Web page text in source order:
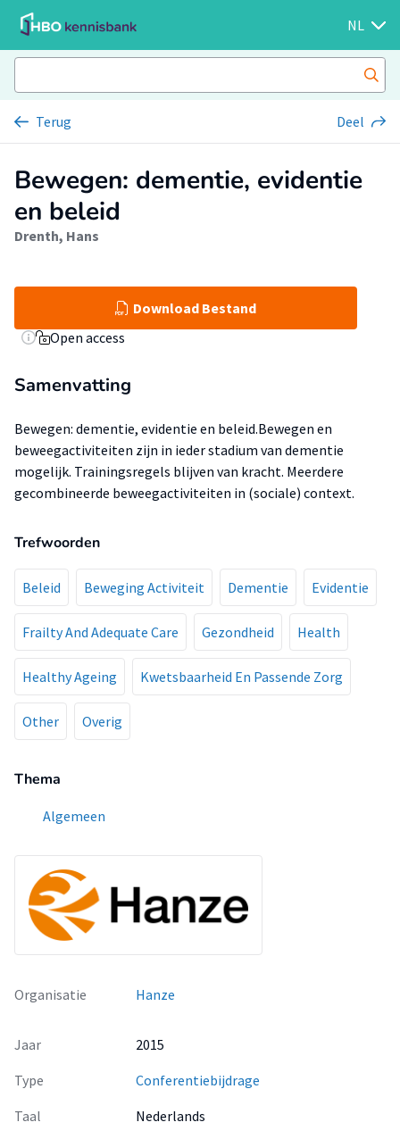
NL
Terug Deel
Bewegen: dementie, evidentie
en beleid
Drenth, Hans
Download Bestand
Open access
Samenvatting
Bewegen: dementie, evidentie en beleid.Bewegen en
beweegactiviteiten zijn in ieder stadium van dementie
mogelijk. Trainingsregels blijven van kracht. Meerdere
gecombineerde beweegactiviteiten in (sociale) context.
Trefwoorden
Beleid Beweging Activiteit Dementie Evidentie
Frailty And Adequate Care Gezondheid Health
Healthy Ageing Kwetsbaarheid En Passende Zorg
Other Overig
Thema
Algemeen
Organisatie Hanze
Jaar
2015
Type
Conferentiebijdrage
Taal
Nederlands